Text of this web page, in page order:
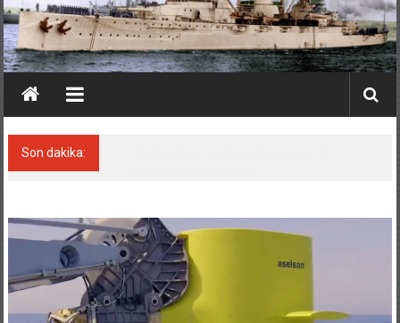
Son dakika: